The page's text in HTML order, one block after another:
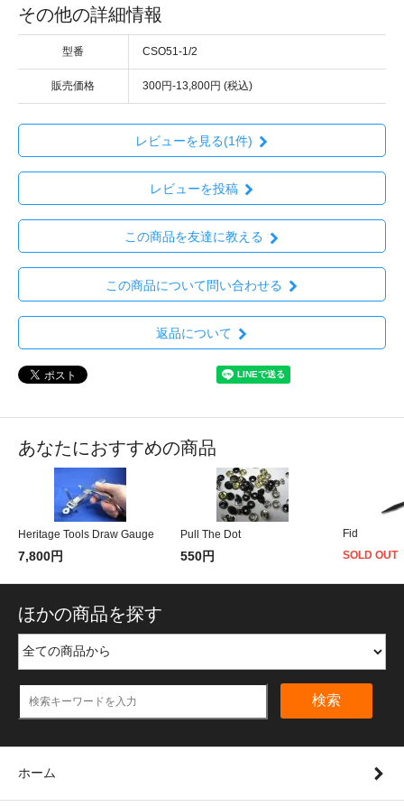
その他の詳細情報
型番 CSO51-1/2
販売価格 300円-13,800円 (税込)
レビューを見る(1件)
レビューを投稿
この商品を友達に教える
この商品について問い合わせる
返品について
あなたにおすすめの商品
Heritage Tools Draw Gauge
7,800円
Pull The Dot
550円
Fid
SOLD OUT
ほかの商品を探す
検索
ホーム